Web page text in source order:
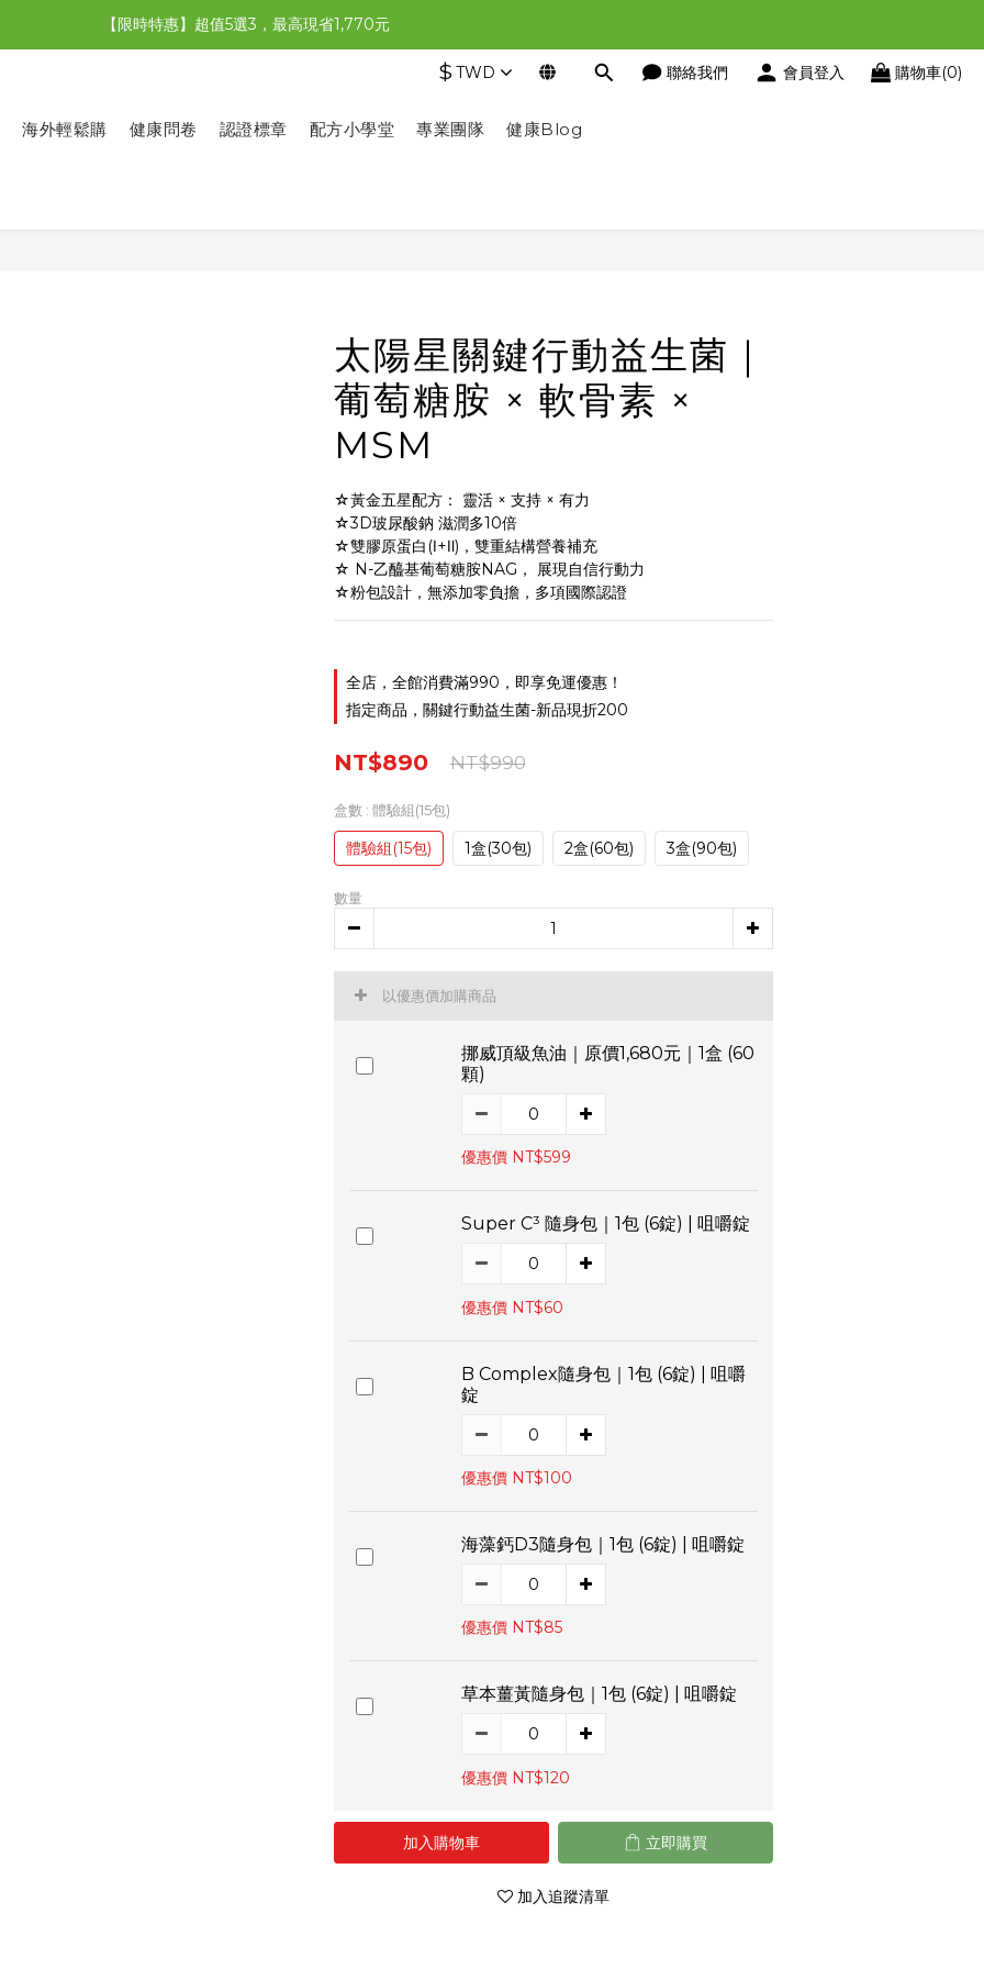
【限時特惠】全館滿1,000送500購物金！
【限時特惠】超值5選3，最高現省1,770元
【限時特惠】全館滿1,000送500購物金！
$ TWD 聯絡我們 會員登入 購物車(0)
海外輕鬆購 健康問卷 認證標章 配方小學堂 專業團隊 健康Blog
太陽星關鍵行動益生菌｜
葡萄糖胺 × 軟骨素 ×
MSM
☆黃金五星配方： 靈活 × 支持 × 有力
☆3D玻尿酸鈉 滋潤多10倍
☆雙膠原蛋白(Ⅰ+Ⅱ)，雙重結構營養補充
☆ N-乙醯基葡萄糖胺NAG， 展現自信行動力
☆粉包設計，無添加零負擔，多項國際認證
全店，全館消費滿990，即享免運優惠！
指定商品，關鍵行動益生菌-新品現折200
NT$990
NT$890
盒數 : 體驗組(15包)
體驗組(15包) 1盒(30包) 2盒(60包) 3盒(90包)
數量
以優惠價加購商品
挪威頂級魚油｜原價1,680元｜1盒 (60
顆)
優惠價 NT$599
Super C³ 隨身包｜1包 (6錠) | 咀嚼錠
優惠價 NT$60
B Complex隨身包｜1包 (6錠) | 咀嚼
錠
優惠價 NT$100
海藻鈣D3隨身包｜1包 (6錠) | 咀嚼錠
優惠價 NT$85
草本薑黃隨身包｜1包 (6錠) | 咀嚼錠
優惠價 NT$120
加入購物車 立即購買
加入追蹤清單